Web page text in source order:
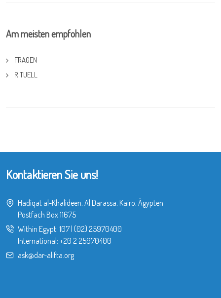
Am meisten empfohlen
FRAGEN
RITUELL
Kontaktieren Sie uns!
Hadiqat al-Khalideen, Al Darassa, Kairo, Ägypten
Postfach Box 11675
Within Egypt: 107| (02) 25970400
International: +20 2 25970400
ask@dar-alifta.org